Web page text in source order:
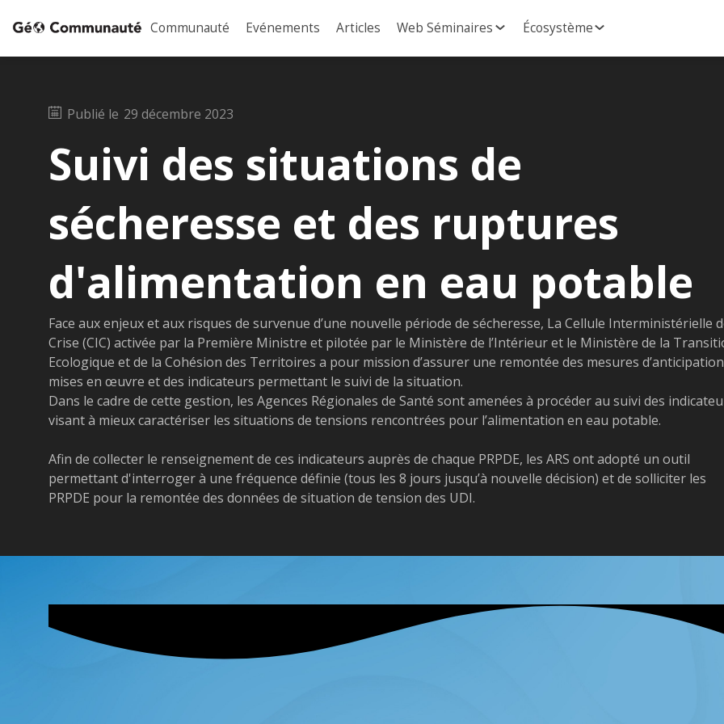
Communauté Evénements Articles Web Séminaires Écosystème
Publié le 29 décembre 2023
Suivi des situations de
sécheresse et des ruptures
d'alimentation en eau potable
Face aux enjeux et aux risques de survenue d’une nouvelle période de sécheresse, La Cellule Interministérielle
Crise (CIC) activée par la Première Ministre et pilotée par le Ministère de l’Intérieur et le Ministère de la
Ecologique et de la Cohésion des Territoires a pour mission d’assurer une remontée des mesures d’anticipation
mises en œuvre et des indicateurs permettant le suivi de la situation.
Dans le cadre de cette gestion, les Agences Régionales de Santé sont amenées à procéder au suivi des
visant à mieux caractériser les situations de tensions rencontrées pour l’alimentation en eau potable.
Afin de collecter le renseignement de ces indicateurs auprès de chaque PRPDE, les ARS ont adopté un outil
permettant d'interroger à une fréquence définie (tous les 8 jours jusqu’à nouvelle décision) et de solliciter les